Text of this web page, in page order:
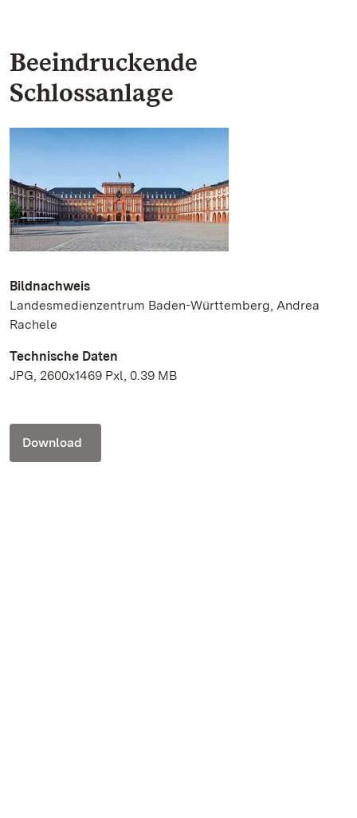
Beeindruckende
Schlossanlage
Bildnachweis
Landesmedienzentrum Baden-Württemberg, Andrea
Rachele
Technische Daten
JPG, 2600x1469 Pxl, 0.39 MB
Download